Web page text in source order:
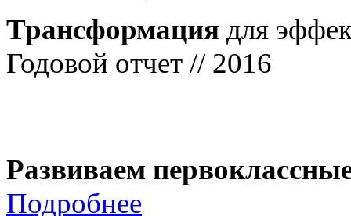
Трансформация для
Годовой отчет // 2016
Развиваем
Подробнее